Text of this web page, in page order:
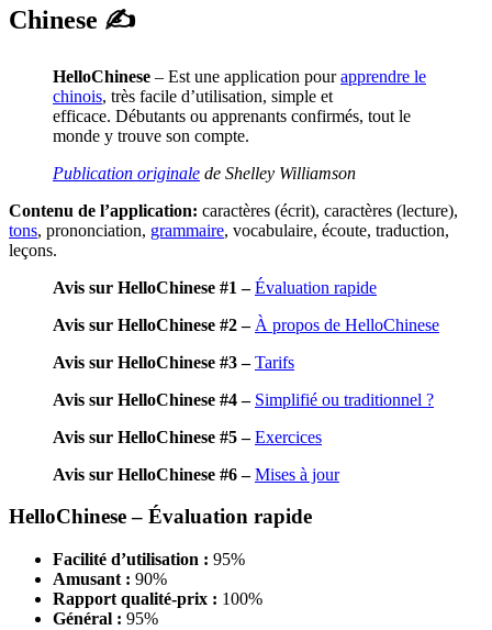
Chinese ✍️
HelloChinese – Est une application pourapprendre le
chinois, très facile d’utilisation, simple et
efficace. Débutants ou apprenants confirmés, tout le
monde y trouve son compte.
Publication originale de Shelley Williamson
Contenu de l’application: caractères (écrit), caractères (lecture),
tons, prononciation, grammaire, vocabulaire, écoute, traduction,
leçons.
Avis sur HelloChinese #1 –Évaluation rapide
Avis sur HelloChinese #2 – À propos de HelloChinese
Avis sur HelloChinese #3 – Tarifs
Avis sur HelloChinese #4 – Simplifié ou traditionnel ?
Avis sur HelloChinese #5 – Exercices
Avis sur HelloChinese #6 – Mises à jour
HelloChinese – Évaluation rapide
Facilité d’utilisation : 95%
Amusant : 90%
Rapport qualité-prix : 100%
Général : 95%